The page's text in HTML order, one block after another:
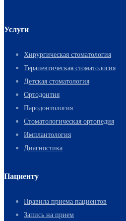
Услуги
Хирургическая стоматология
Терапевтическая стоматология
Детская стоматология
Ортодонтия
Пародонтология
Стоматологическая ортопедия
Имплантология
Диагностика
Пациенту
Правила приема пациентов
Запись на прием